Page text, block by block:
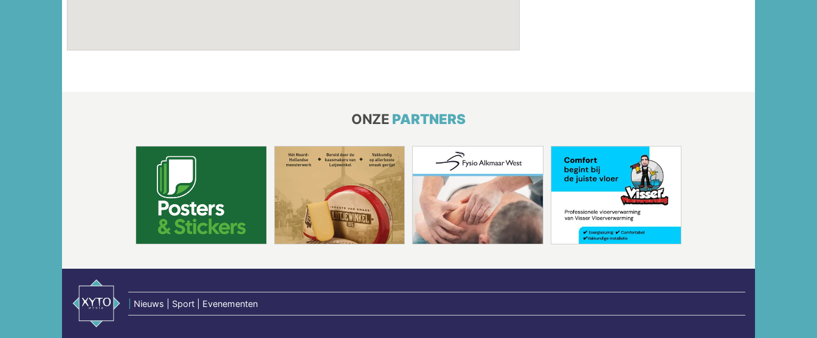
ONZE PARTNERS
Nieuws | Sport | Evenementen